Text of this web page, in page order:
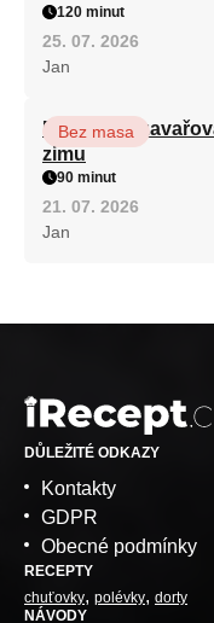
120 minut
25. 07. 2026
Jan
Babiččino
zimu
Bez masa
90 minut
21. 07. 2026
Jan
DŮLEŽITÉ ODKAZY
Kontakty
GDPR
Obecné podmínky
RECEPTY
chuťovky polévky dorty
NÁVODY